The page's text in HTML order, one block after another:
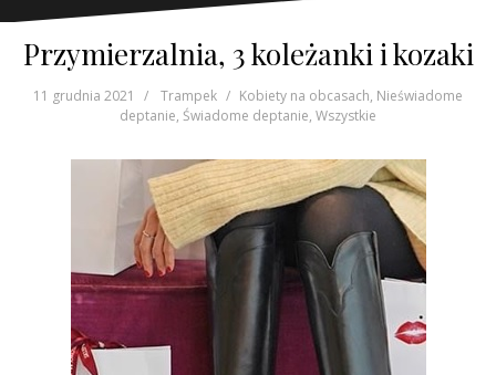
Przymierzalnia, 3 koleżanki i kozaki
11 grudnia 2021 Trampek Kobiety na obcasach, Nieświadome
deptanie, Świadome deptanie, Wszystkie